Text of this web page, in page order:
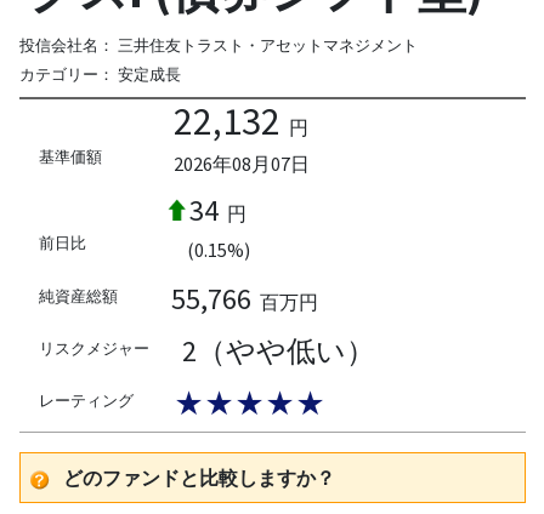
投信会社名： 三井住友トラスト・アセットマネジメント
カテゴリー： 安定成長
基準価額
22,132 円
2026年08月07日
前日比
34 円
(0.15%)
純資産総額 55,766 百万円
リスクメジャー 2（やや低い）
レーティング ★★★★★
どのファンドと比較しますか？